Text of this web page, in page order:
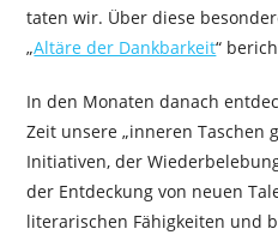
taten wir. Über diese
„Altäre der Dankbarkeit“
In den Monaten danach
Zeit unsere „inneren Taschen
Initiativen, der
der Entdeckung von neuen
literarischen Fähigkeiten und